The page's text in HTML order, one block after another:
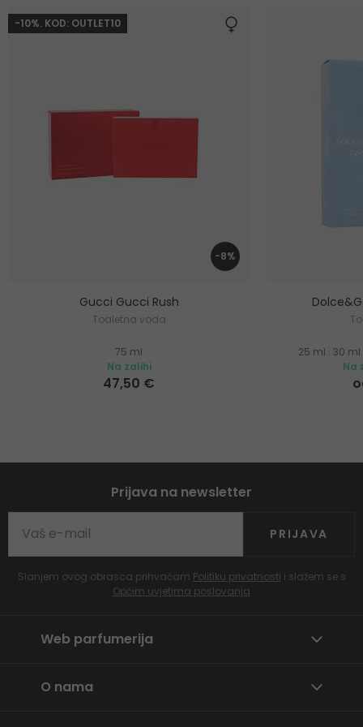
-10%. KOD: OUTLET10
-8%
Gucci Gucci Rush
Toaletna voda
75 ml
Na zalihi
47,50 €
25 ml 30 ml
Na
Prijava na newsletter
PRIJAVA
Slanjem ovog obrasca prihvaćam Politiku privatnosti i slažem se s
Općim uvjetima poslovanja
Web parfumerija
O nama